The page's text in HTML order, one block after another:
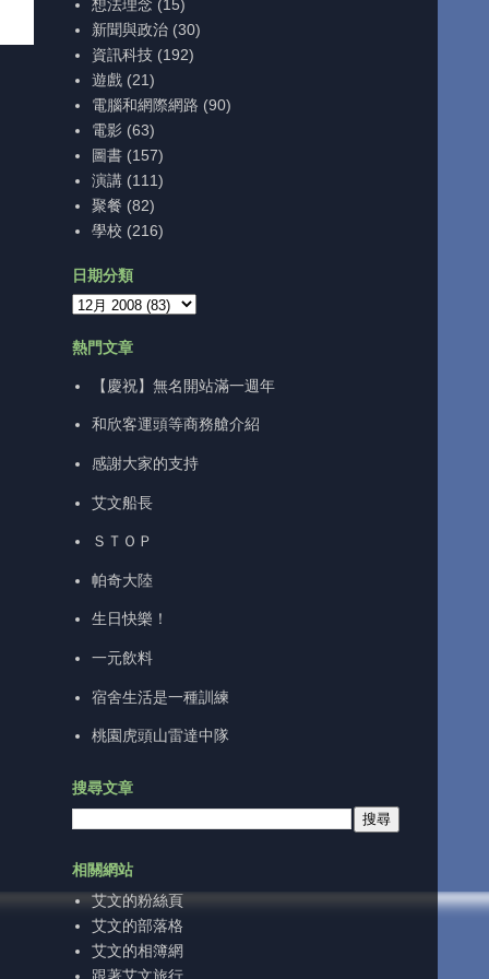
想法理念 (15)
新聞與政治 (30)
資訊科技 (192)
遊戲 (21)
電腦和網際網路 (90)
電影 (63)
圖書 (157)
演講 (111)
聚餐 (82)
學校 (216)
日期分類
熱門文章
【慶祝】無名開站滿一週年
和欣客運頭等商務艙介紹
感謝大家的支持
艾文船長
ＳＴＯＰ
帕奇大陸
生日快樂！
一元飲料
宿舍生活是一種訓練
桃園虎頭山雷達中隊
搜尋文章
相關網站
艾文的粉絲頁
艾文的部落格
艾文的相簿網